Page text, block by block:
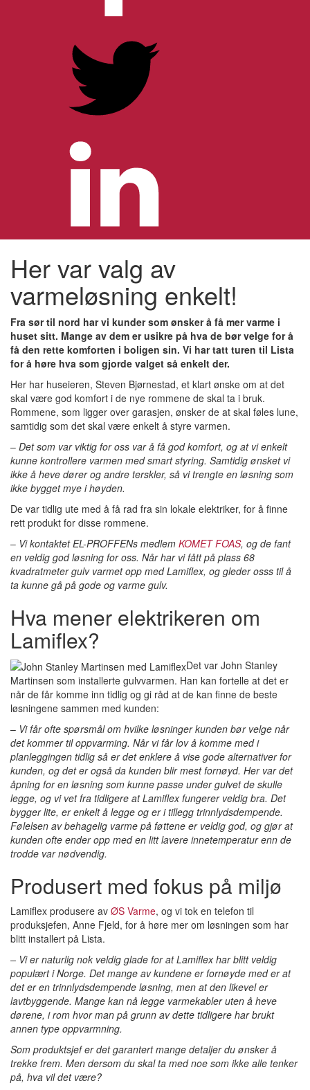
Her var valg av
varmeløsning enkelt!
Fra sør til nord har vi kunder som ønsker å få mer varme i
huset sitt. Mange av dem er usikre på hva de bør velge for å
få den rette komforten i boligen sin. Vi har tatt turen til Lista
for å høre hva som gjorde valget så enkelt der.
Her har huseieren, Steven Bjørnestad, et klart ønske om at det
skal være god komfort i de nye rommene de skal ta i bruk.
Rommene, som ligger over garasjen, ønsker de at skal føles lune,
samtidig som det skal være enkelt å styre varmen.
– Det som var viktig for oss var å få god komfort, og at vi enkelt
kunne kontrollere varmen med smart styring. Samtidig ønsket vi
ikke å heve dører og andre terskler, så vi trengte en løsning som
ikke bygget mye i høyden.
De var tidlig ute med å få rad fra sin lokale elektriker, for å finne
rett produkt for disse rommene.
– Vi kontaktet EL-PROFFENs medlem KOMET FOAS, og de fant
en veldig god løsning for oss. Når har vi fått på plass 68
kvadratmeter gulv varmet opp med Lamiflex, og gleder osss til å
ta kunne gå på gode og varme gulv.
Hva mener elektrikeren om
Lamiflex?
Det var John Stanley
Martinsen som installerte gulvvarmen. Han kan fortelle at det er
når de får komme inn tidlig og gi råd at de kan finne de beste
løsningene sammen med kunden:
– Vi får ofte spørsmål om hvilke løsninger kunden bør velge når
det kommer til oppvarming. Når vi får lov å komme med i
planleggingen tidlig så er det enklere å vise gode alternativer for
kunden, og det er også da kunden blir mest fornøyd. Her var det
åpning for en løsning som kunne passe under gulvet de skulle
legge, og vi vet fra tidligere at Lamiflex fungerer veldig bra. Det
bygger lite, er enkelt å legge og er i tillegg trinnlydsdempende.
Følelsen av behagelig varme på føttene er veldig god, og gjør at
kunden ofte ender opp med en litt lavere innetemperatur enn de
trodde var nødvendig.
Produsert med fokus på miljø
Lamiflex produsere av ØS Varme, og vi tok en telefon til
produksjefen, Anne Fjeld, for å høre mer om løsningen som har
blitt installert på Lista.
– Vi er naturlig nok veldig glade for at Lamiflex har blitt veldig
populært i Norge. Det mange av kundene er fornøyde med er at
det er en trinnlydsdempende løsning, men at den likevel er
lavtbyggende. Mange kan nå legge varmekabler uten å heve
dørene, i rom hvor man på grunn av dette tidligere har brukt
annen type oppvarmning.
Som produktsjef er det garantert mange detaljer du ønsker å
trekke frem. Men dersom du skal ta med noe som ikke alle tenker
på, hva vil det være?